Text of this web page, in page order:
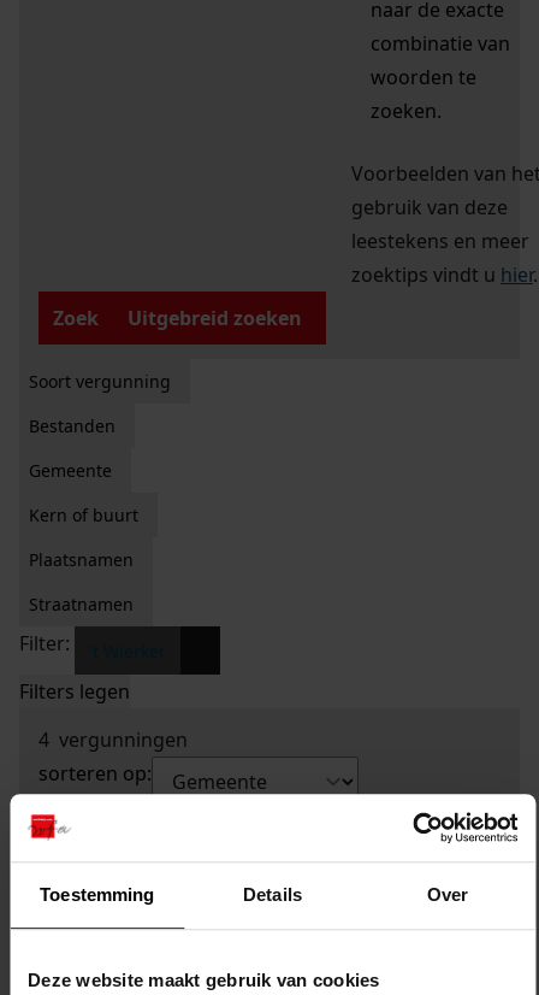
Toestemming Details Over
Deze website maakt gebruik van cookies
naar de exacte
combinatie van
woorden te
zoeken.
Voorbeelden van
gebruik van deze
leestekens en meer
zoektips vindt u hier.
Zoek
Uitgebreid zoeken
Soort vergunning
Bestanden
Gemeente
Kern of buurt
Plaatsnamen
Straatnamen
Filter:
Filters legen
4 vergunningen
sorteren op: